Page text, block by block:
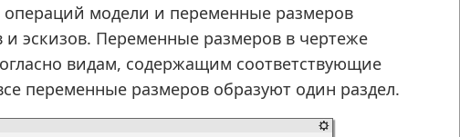
модели и переменные размеров
и эскизов. Переменные размеров в чертеже
видам, содержащим соответствующие
переменные размеров образуют один раздел.